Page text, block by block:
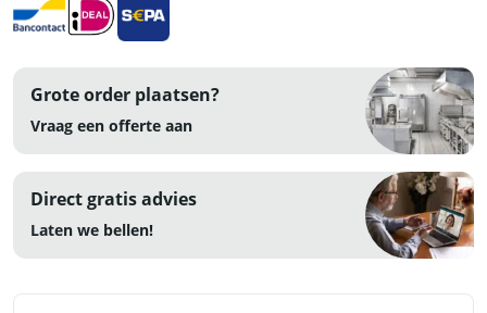
RVS
aantal
Grote order plaatsen?
Vraag een offerte aan
Direct gratis advies
Laten we bellen!